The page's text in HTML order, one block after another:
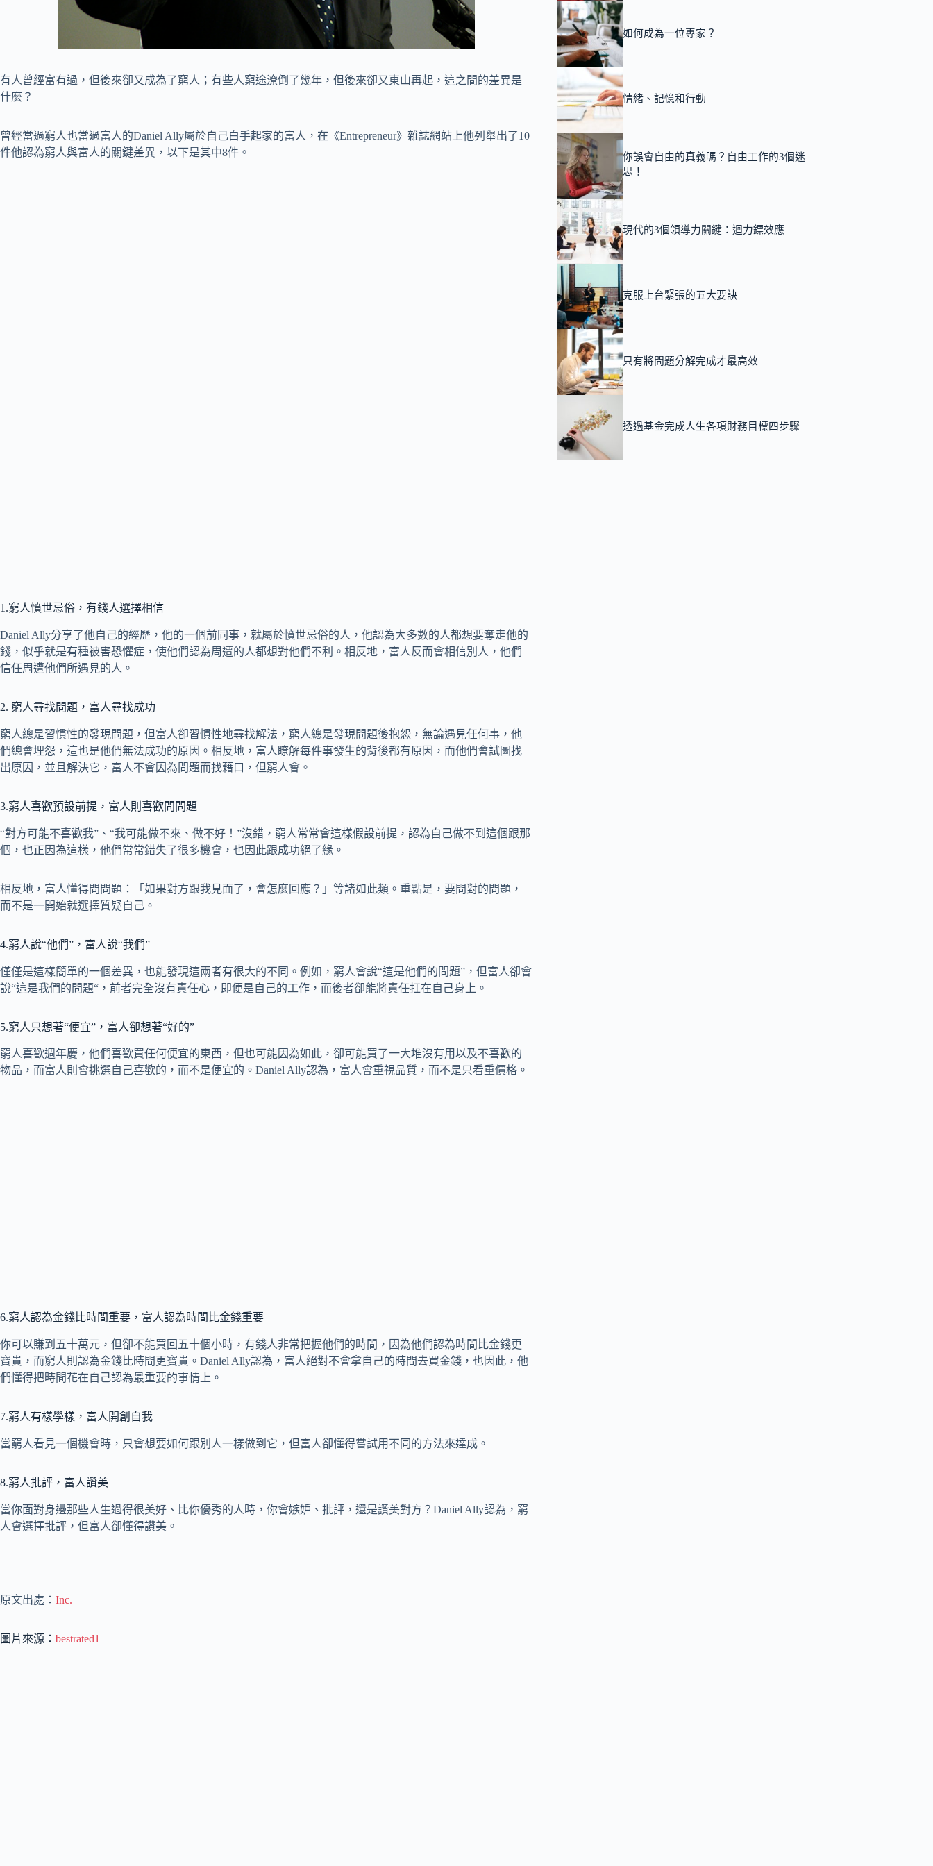
有人曾經富有過，但後來卻又成為了窮人；有些人窮途潦倒了幾年，但後來卻又東山再起，這之間的差異是
什麼？
曾經當過窮人也當過富人的Daniel Ally屬於自己白手起家的富人，在《Entrepreneur》雜誌網站上他列舉出了10
件他認為窮人與富人的關鍵差異，以下是其中8件。
1.窮人憤世忌俗，有錢人選擇相信
Daniel Ally分享了他自己的經歷，他的一個前同事，就屬於憤世忌俗的人，他認為大多數的人都想要奪走他的
錢，似乎就是有種被害恐懼症，使他們認為周遭的人都想對他們不利。相反地，富人反而會相信別人，他們
信任周遭他們所遇見的人。
2. 窮人尋找問題，富人尋找成功
窮人總是習慣性的發現問題，但富人卻習慣性地尋找解法，窮人總是發現問題後抱怨，無論遇見任何事，他
們總會埋怨，這也是他們無法成功的原因。相反地，富人瞭解每件事發生的背後都有原因，而他們會試圖找
出原因，並且解決它，富人不會因為問題而找藉口，但窮人會。
3.窮人喜歡預設前提，富人則喜歡問問題
“對方可能不喜歡我”、“我可能做不來、做不好！”沒錯，窮人常常會這樣假設前提，認為自己做不到這個跟那
個，也正因為這樣，他們常常錯失了很多機會，也因此跟成功絕了緣。
相反地，富人懂得問問題：「如果對方跟我見面了，會怎麼回應？」等諸如此類。重點是，要問對的問題，
而不是一開始就選擇質疑自己。
4.窮人說“他們”，富人說“我們”
僅僅是這樣簡單的一個差異，也能發現這兩者有很大的不同。例如，窮人會說“這是他們的問題”，但富人卻會
說“這是我們的問題“，前者完全沒有責任心，即便是自己的工作，而後者卻能將責任扛在自己身上。
5.窮人只想著“便宜”，富人卻想著“好的”
窮人喜歡週年慶，他們喜歡買任何便宜的東西，但也可能因為如此，卻可能買了一大堆沒有用以及不喜歡的
物品，而富人則會挑選自己喜歡的，而不是便宜的。Daniel Ally認為，富人會重視品質，而不是只看重價格。
6.窮人認為金錢比時間重要，富人認為時間比金錢重要
你可以賺到五十萬元，但卻不能買回五十個小時，有錢人非常把握他們的時間，因為他們認為時間比金錢更
寶貴，而窮人則認為金錢比時間更寶貴。Daniel Ally認為，富人絕對不會拿自己的時間去買金錢，也因此，他
們懂得把時間花在自己認為最重要的事情上。
7.窮人有樣學樣，富人開創自我
當窮人看見一個機會時，只會想要如何跟別人一樣做到它，但富人卻懂得嘗試用不同的方法來達成。
8.窮人批評，富人讚美
當你面對身邊那些人生過得很美好、比你優秀的人時，你會嫉妒、批評，還是讚美對方？Daniel Ally認為，窮
人會選擇批評，但富人卻懂得讚美。
原文出處： Inc.
圖片來源： bestrated1
如何成為一位專家？
情緒、記憶和行動
你誤會自由的真義嗎？自由工作的3個迷
思！
現代的3個領導力關鍵：迴力鏢效應
克服上台緊張的五大要訣
只有將問題分解完成才最高效
透過基金完成人生各項財務目標四步驟